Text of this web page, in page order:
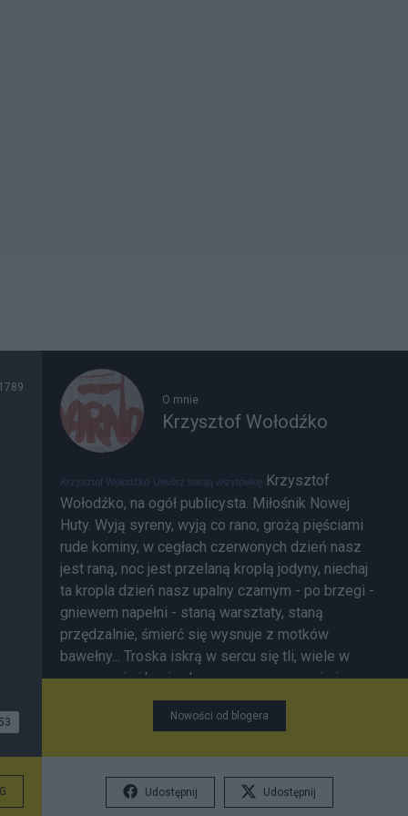
1789
53
O mnie
Krzysztof Wołodźko
Krzysztof Wołodźko Utwórz swoją wizytówkę Krzysztof
Wołodźko, na ogół publicysta. Miłośnik Nowej
Huty. Wyją syreny, wyją co rano, grożą pięściami
rude kominy, w cegłach czerwonych dzień nasz
jest raną, noc jest przelaną kroplą jodyny, niechaj
ta kropla dzień nasz upalny czarnym - po brzegi -
gniewem napełni - staną warsztaty, staną
przędzalnie, śmierć się wysnuje z motków
bawełny... Troska iskrą w sercu się tli, wiele w
sercu ognia i krwi - dymem czarnym musi się
snuć pieśń, nim iskrą padnie na Łódź. Z ognia i ze
krwi robi się złoto, w kasach pękatych skaczą
naszej niedoli, nam - na ulicach końskie kopyta -
chmura gradowa ciągnie powoli, stanie w
Nowości od blogera
Udostępnij Udostępnij